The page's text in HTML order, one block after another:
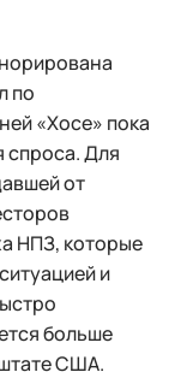
по
«Хосе» пока
спроса. Для
от
НПЗ, которые
и
больше
США.